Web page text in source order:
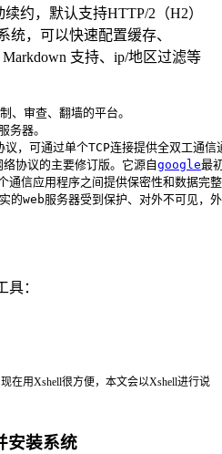
约，默认支持HTTP/2（H2）
统，可以快速配置缓存、
支持、ip/地区过滤等
、审查、翻墙的平台。
务器。
，可通过单个TCP连接提供全双工通信
协议的主要修订版。它源自google最
通信应用程序之间提供保密性和数据完
的web服务器受到保护、对外不可见
具：
在用Xshell很方便，本文会以Xshell进行说
安装系统